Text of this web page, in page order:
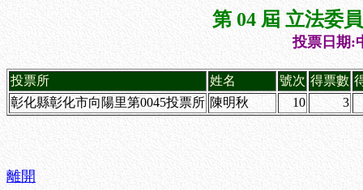
第 04 屆 立法委
投票日期:
投票所 姓名 號次 得票數
彰化縣彰化市向陽里第0045投票所 陳明秋 10 3
離開